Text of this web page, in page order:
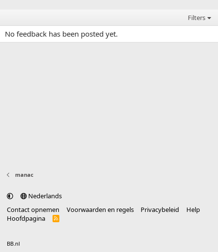
Filters
No feedback has been posted yet.
manac
Nederlands
Contact opnemen
Voorwaarden en regels Privacybeleid
Help
Hoofdpagina
R
BB.nl